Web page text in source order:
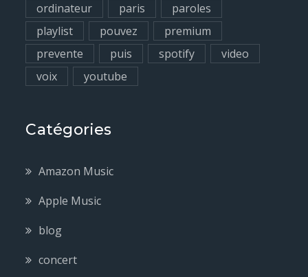
ordinateur
paris
paroles
playlist
pouvez
premium
prevente
puis spotify
video
voix
youtube
Catégories
Amazon Music
Apple Music
blog
concert